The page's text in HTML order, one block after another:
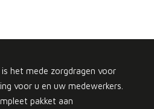
het mede zorgdragen voor
voor u en uw medewerkers.
pakket aan